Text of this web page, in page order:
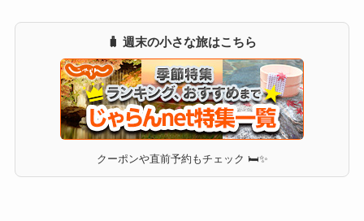
🧳 週末の小さな旅はこちら
クーポンや直前予約もチェック 🛏✨